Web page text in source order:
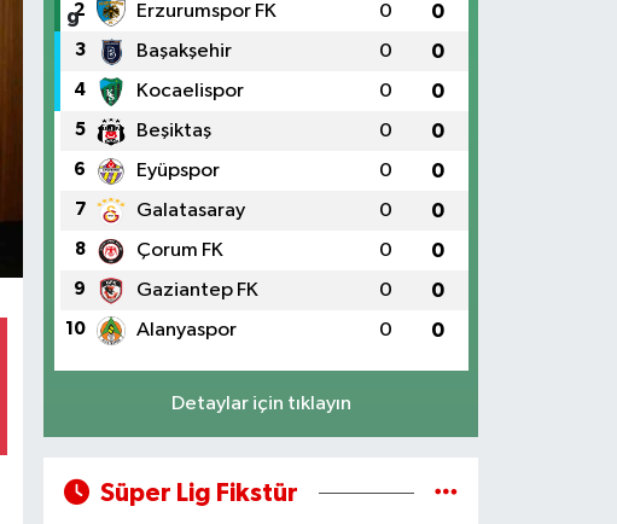
2 Erzurumspor FK 0 0
3 Başakşehir 0 0
4 Kocaelispor 0 0
5 Beşiktaş 0 0
6 Eyüpspor 0 0
7 Galatasaray 0 0
8 Çorum FK 0 0
9 Gaziantep FK 0 0
10 Alanyaspor 0 0
Detaylar için tıklayın
Süper Lig Fikstür